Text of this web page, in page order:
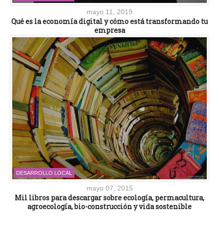
mayo 11, 2019
Qué es la economía digital y cómo está transformando tu
empresa
DESARROLLO LOCAL
mayo 07, 2015
Mil libros para descargar sobre ecología, permacultura,
agroecología, bio-construcción y vida sostenible